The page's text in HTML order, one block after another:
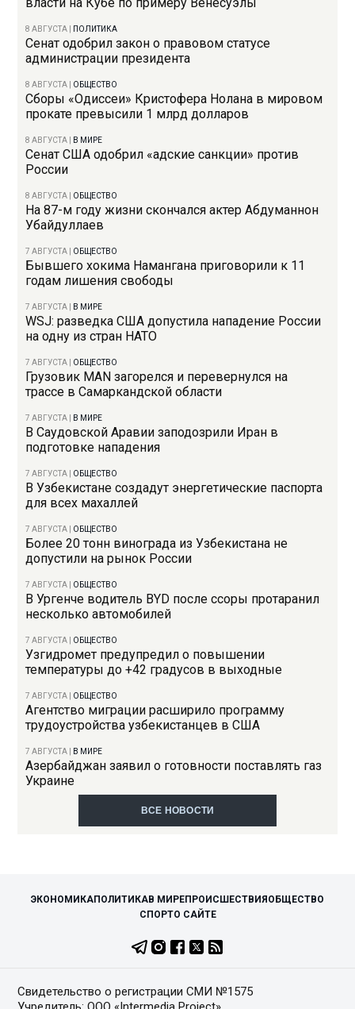
8 АВГУСТА ПОЛИТИКА
Сенат одобрил закон о правовом статусе
администрации президента
8 АВГУСТА ОБЩЕСТВО
Сборы «Одиссеи» Кристофера Нолана в мировом
прокате превысили 1 млрд долларов
8 АВГУСТА В МИРЕ
Сенат США одобрил «адские санкции» против
России
8 АВГУСТА ОБЩЕСТВО
На 87-м году жизни скончался актер Абдуманнон
Убайдуллаев
7 АВГУСТА ОБЩЕСТВО
Бывшего хокима Намангана приговорили к 11
годам лишения свободы
7 АВГУСТА В МИРЕ
WSJ: разведка США допустила нападение России
на одну из стран НАТО
7 АВГУСТА ОБЩЕСТВО
Грузовик MAN загорелся и перевернулся на
трассе в Самаркандской области
7 АВГУСТА В МИРЕ
В Саудовской Аравии заподозрили Иран в
подготовке нападения
7 АВГУСТА ОБЩЕСТВО
В Узбекистане создадут энергетические паспорта
для всех махаллей
7 АВГУСТА ОБЩЕСТВО
Более 20 тонн винограда из Узбекистана не
допустили на рынок России
7 АВГУСТА ОБЩЕСТВО
В Ургенче водитель BYD после ссоры протаранил
несколько автомобилей
7 АВГУСТА ОБЩЕСТВО
Узгидромет предупредил о повышении
температуры до +42 градусов в выходные
7 АВГУСТА ОБЩЕСТВО
Агентство миграции расширило программу
трудоустройства узбекистанцев в США
7 АВГУСТА В МИРЕ
Азербайджан заявил о готовности поставлять газ
Украине
ВСЕ НОВОСТИ
ЭКОНОМИКАПОЛИТИКАВ МИРЕПРОИСШЕСТВИЯ ОБЩЕСТВО
СПОРТО САЙТЕ
Свидетельство о регистрации СМИ №1575